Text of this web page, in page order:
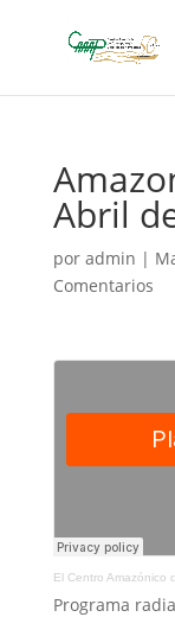
Abril
por admin |
Comentarios
El Centro Amazónico
Programa